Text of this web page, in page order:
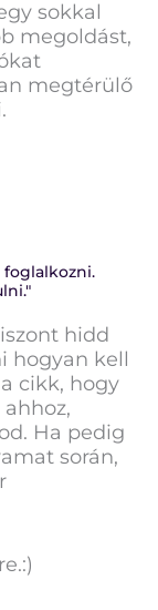
sokkal
megoldást,
megtérülő
foglalkozni.
hidd
hogyan kell
cikk, hogy
Ha pedig
során,